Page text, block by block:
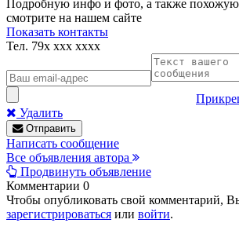
Подробную инфо и фото, а также
смотрите на нашем сайте
Показать контакты
Тел. 79x xxx xxxx
Удалить
Отправить
Написать сообщение
Все объявления автора
Продвинуть объявление
Комментарии 0
Чтобы опубликовать свой комментарий,
зарегистрироваться или войти.